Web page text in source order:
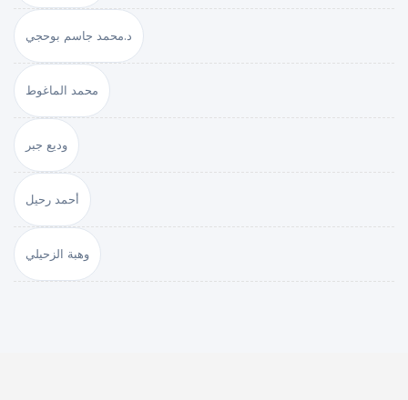
د.محمد جاسم بوحجي
محمد الماغوط
وديع جبر
أحمد رحيل
وهبة الزحيلي